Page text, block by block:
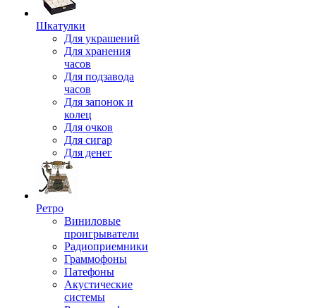
Шкатулки
Для украшений
Для хранения
часов
Для подзавода
часов
Для запонок и
колец
Для очков
Для сигар
Для денег
Ретро
Виниловые
проигрыватели
Радиоприемники
Граммофоны
Патефоны
Акустические
системы